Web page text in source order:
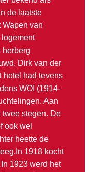
de laatste
Wapen van
logement
herberg
Dirk van der
hotel had tevens
WOI (1914-
Aan
stegen. De
ook wel
heette de
1918 kocht
1923 werd het